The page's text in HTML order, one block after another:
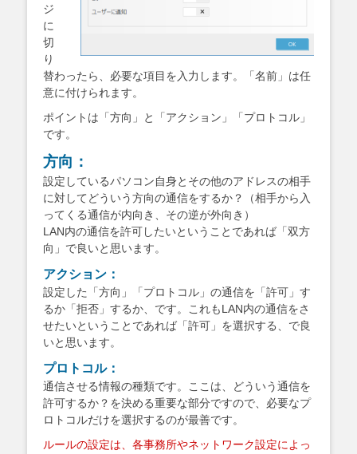
ジ
に
切
り
替わったら、必要な項目を入力します。「名前」は任
意に付けられます。
ポイントは「方向」と「アクション」「プロトコル」
です。
方向：
設定しているパソコン自身とその他のアドレスの相手
に対してどういう方向の通信をするか？（相手から入
ってくる通信が内向き、その逆が外向き）
LAN内の通信を許可したいということであれば「双方
向」で良いと思います。
アクション：
設定した「方向」「プロトコル」の通信を「許可」す
るか「拒否」するか、です。これもLAN内の通信をさ
せたいということであれば「許可」を選択する、で良
いと思います。
プロトコル：
通信させる情報の種類です。ここは、どういう通信を
許可するか？を決める重要な部分ですので、必要なプ
ロトコルだけを選択するのが最善です。
ルールの設定は、各事務所やネットワーク設定によっ